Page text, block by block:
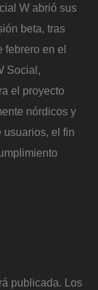
W abrió sus
beta, tras
febrero en el
Social,
el proyecto
nórdicos y
el fin
publicada.
Los